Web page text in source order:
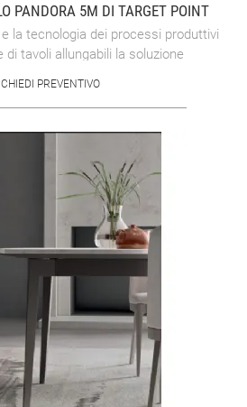
PANDORA 5M DI TARGET POINT
la tecnologia dei processi produttivi
tavoli allungabili la soluzione
PREVENTIVO